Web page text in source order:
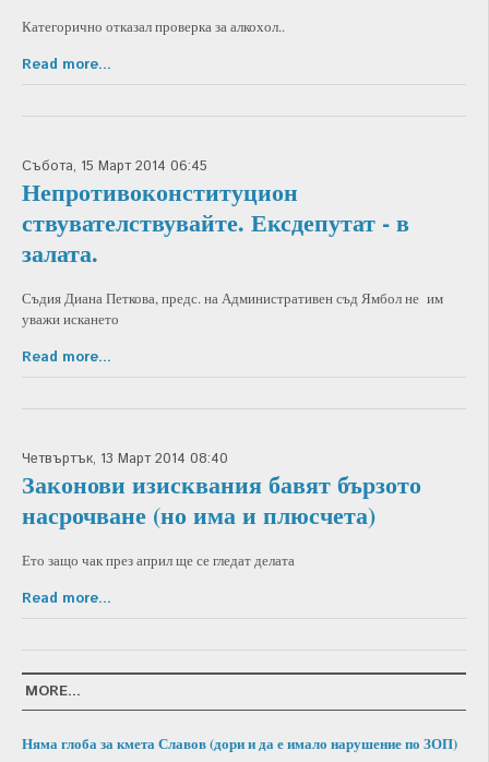
Категорично отказал проверка за алкохол..
Read more...
Събота, 15 Март 2014 06:45
Непротивоконституцион
ствувателствувайте. Ексдепутат - в
залата.
Съдия Диана Петкова, предс. на Административен съд Ямбол не им
уважи искането
Read more...
Четвъртък, 13 Март 2014 08:40
Законови изисквания бавят бързото
насрочване (но има и плюсчета)
Ето защо чак през април ще се гледат делата
Read more...
MORE...
Няма глоба за кмета Славов (дори и да е имало нарушение по ЗОП)